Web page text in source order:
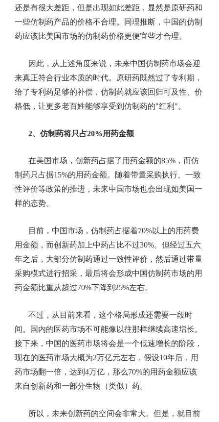
还是有很大差距，但是出现如此差距，显然是原研药和
一些仿制药产品的价格不合理。同理推断，中国的仿制
药应该比美国市场的仿制药价格更便宜些才合理。
因此，从上述角度来说，未来中国仿制药市场会迎
来真正符合行业本质的时代。原研药既然过了专利期，
给了专利药足够的补偿，仿制药就应该回归可及性、价
格低，让更多老百姓能够享受到仿制药的"红利 "。
2、 仿制药将只占20%用药金额
在美国市场，创新药占据了用药金额的85% ，而仿
制药只占据15%的用药金额。随着带量采购执行、一致
性评价等政策的推进，未来中国市场也会出现如美国一
样的态势。
目前，中国市场，仿制药占据着70%以上的用药费
用金额，而创新药加上中药占比不过30%。但经过五六
年之后，大部分仿制药通过一致性评价，然后通过带量
采购模式进行招采，最后将会形成中国仿制药市场的用
药金额比重从超过70%下降到 25%左右。
不过，从目前来看，这个格局形成还需要一段时
间。国内的医药市场不可能像以往那样继续高速增长。
接下来，中国的医药市场将会是一个低速增长的阶段，
现在的医药市场大概为2万亿元左右，假设10年后，用
药市场翻一倍，达到 4万亿，那么70%的用药金额应该
来自创新药和一部分生物（类似）药。
所以，未来创新药的空间会非常大。但是，就目前